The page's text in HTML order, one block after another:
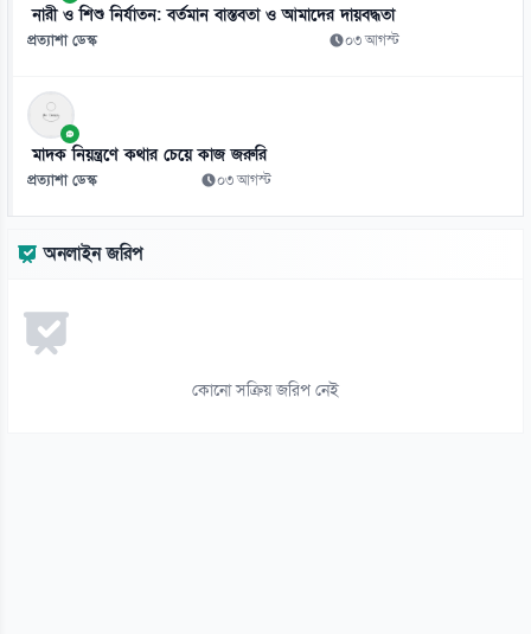
টেলিটকের ‘জেন-জেড’ অফারে তরুণদের ব্যাপক সাড়া
০৭ আগস্ট
১২
সবজিতে কিছুটা স্বস্তি, মাছ-মাংস-ডিমে বাড়ছে চাপ
০৭ আগস্ট
০৭ আগস্ট
১৪
সোনার দাম ভরিতে কমলো ৩ হাজার ২৬৬ টাকা
নারী ও শিশু নির্যাতন: বর্তমান বাস্তবতা ও আমাদের দায়বদ্ধতা
প্রত্যাশা ডেস্ক ০৩ আগস্ট
মাদক নিয়ন্ত্রণে কথার চেয়ে কাজ জরুরি
প্রত্যাশা ডেস্ক ০৩ আগস্ট
অনলাইন জরিপ
কোনো সক্রিয় জরিপ নেই